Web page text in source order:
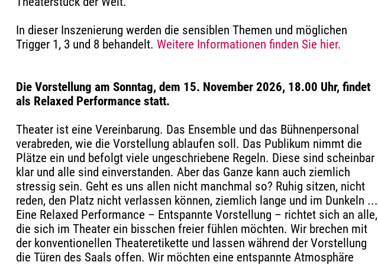
In dieser Inszenierung werden die sensiblen Themen und möglichen
Trigger 1, 3 und 8 behandelt. Weitere Informationen finden Sie hier.
Die Vorstellung am Sonntag, dem 15. November 2026, 18.00 Uhr, findet
als Relaxed Performance statt.
Theater ist eine Vereinbarung. Das Ensemble und das Bühnenpersonal
verabreden, wie die Vorstellung ablaufen soll. Das Publikum nimmt die
Plätze ein und befolgt viele ungeschriebene Regeln. Diese sind scheinbar
klar und alle sind einverstanden. Aber das Ganze kann auch ziemlich
stressig sein. Geht es uns allen nicht manchmal so? Ruhig sitzen, nicht
reden, den Platz nicht verlassen können, ziemlich lange und im Dunkeln ...
Eine Relaxed Performance – Entspannte Vorstellung – richtet sich an alle,
die sich im Theater ein bisschen freier fühlen möchten. Wir brechen mit
der konventionellen Theateretikette und lassen während der Vorstellung
die Türen des Saals offen. Wir möchten eine entspannte Atmosphäre